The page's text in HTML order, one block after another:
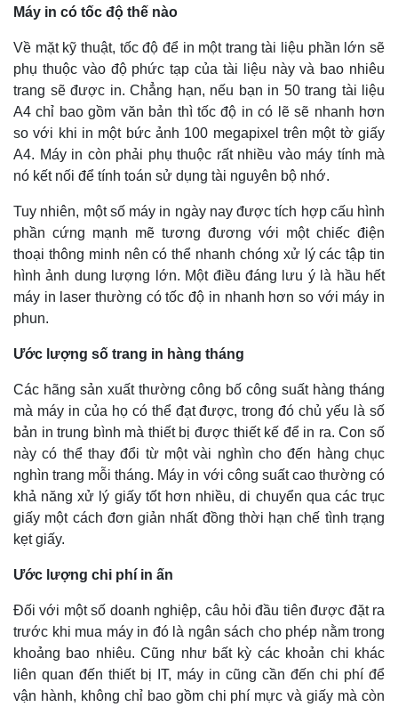
Máy in có tốc độ thế nào
Về mặt kỹ thuật, tốc độ để in một trang tài liệu phần lớn sẽ
phụ thuộc vào độ phức tạp của tài liệu này và bao nhiêu
trang sẽ được in. Chẳng hạn, nếu bạn in 50 trang tài liệu
A4 chỉ bao gồm văn bản thì tốc độ in có lẽ sẽ nhanh hơn
so với khi in một bức ảnh 100 megapixel trên một tờ giấy
A4. Máy in còn phải phụ thuộc rất nhiều vào máy tính mà
nó kết nối để tính toán sử dụng tài nguyên bộ nhớ.
Tuy nhiên, một số máy in ngày nay được tích hợp cấu hình
phần cứng mạnh mẽ tương đương với một chiếc điện
thoại thông minh nên có thể nhanh chóng xử lý các tập tin
hình ảnh dung lượng lớn. Một điều đáng lưu ý là hầu hết
máy in laser thường có tốc độ in nhanh hơn so với máy in
phun.
Ước lượng số trang in hàng tháng
Các hãng sản xuất thường công bố công suất hàng tháng
mà máy in của họ có thể đạt được, trong đó chủ yếu là số
bản in trung bình mà thiết bị được thiết kế để in ra. Con số
này có thể thay đổi từ một vài nghìn cho đến hàng chục
nghìn trang mỗi tháng. Máy in với công suất cao thường có
khả năng xử lý giấy tốt hơn nhiều, di chuyển qua các trục
giấy một cách đơn giản nhất đồng thời hạn chế tình trạng
kẹt giấy.
Ước lượng chi phí in ấn
Đối với một số doanh nghiệp, câu hỏi đầu tiên được đặt ra
trước khi mua máy in đó là ngân sách cho phép nằm trong
khoảng bao nhiêu. Cũng như bất kỳ các khoản chi khác
liên quan đến thiết bị IT, máy in cũng cần đến chi phí để
vận hành, không chỉ bao gồm chi phí mực và giấy mà còn